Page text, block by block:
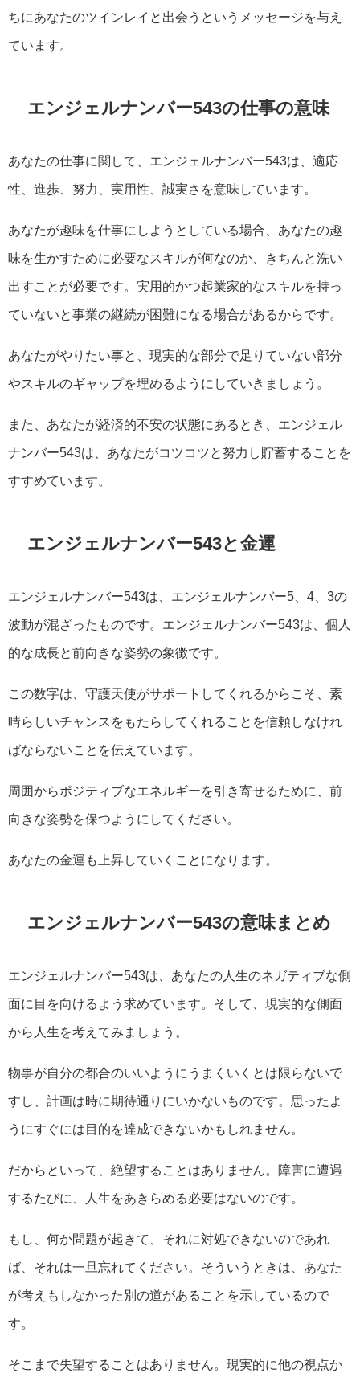
ちにあなたのツインレイと出会うというメッセージを与え
ています。
エンジェルナンバー543の仕事の意味
あなたの仕事に関して、エンジェルナンバー543は、適応
性、進歩、努力、実用性、誠実さを意味しています。
あなたが趣味を仕事にしようとしている場合、あなたの趣
味を生かすために必要なスキルが何なのか、きちんと洗い
出すことが必要です。実用的かつ起業家的なスキルを持っ
ていないと事業の継続が困難になる場合があるからです。
あなたがやりたい事と、現実的な部分で足りていない部分
やスキルのギャップを埋めるようにしていきましょう。
また、あなたが経済的不安の状態にあるとき、エンジェル
ナンバー543は、あなたがコツコツと努力し貯蓄することを
すすめています。
エンジェルナンバー543と金運
エンジェルナンバー543は、エンジェルナンバー5、4、3の
波動が混ざったものです。エンジェルナンバー543は、個人
的な成長と前向きな姿勢の象徴です。
この数字は、守護天使がサポートしてくれるからこそ、素
晴らしいチャンスをもたらしてくれることを信頼しなけれ
ばならないことを伝えています。
周囲からポジティブなエネルギーを引き寄せるために、前
向きな姿勢を保つようにしてください。
あなたの金運も上昇していくことになります。
エンジェルナンバー543の意味まとめ
エンジェルナンバー543は、あなたの人生のネガティブな側
面に目を向けるよう求めています。そして、現実的な側面
から人生を考えてみましょう。
物事が自分の都合のいいようにうまくいくとは限らないで
すし、計画は時に期待通りにいかないものです。思ったよ
うにすぐには目的を達成できないかもしれません。
だからといって、絶望することはありません。障害に遭遇
するたびに、人生をあきらめる必要はないのです。
もし、何か問題が起きて、それに対処できないのであれ
ば、それは一旦忘れてください。そういうときは、あなた
が考えもしなかった別の道があることを示しているので
す。
そこまで失望することはありません。現実的に他の視点か